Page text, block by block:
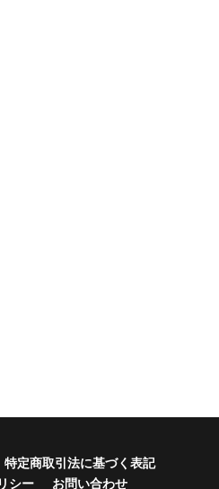
特定商取引法に基づく表記
シー
お問い合わせ